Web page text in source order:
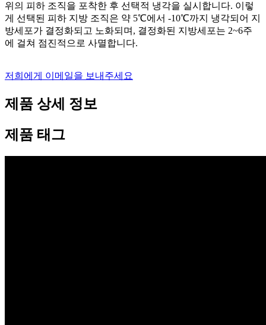
위의 피하 조직을 포착한 후 선택적 냉각을 실시합니다. 이렇
게 선택된 피하 지방 조직은 약 5℃에서 -10℃까지 냉각되어 지
방세포가 결정화되고 노화되며, 결정화된 지방세포는 2~6주
에 걸쳐 점진적으로 사멸합니다.
저희에게 이메일을 보내주세요
제품 상세 정보
제품 태그